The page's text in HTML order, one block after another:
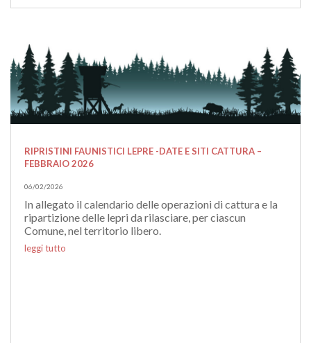
RIPRISTINI FAUNISTICI LEPRE -DATE E SITI CATTURA –
FEBBRAIO 2026
06/02/2026
In allegato il calendario delle operazioni di cattura e la
ripartizione delle lepri da rilasciare, per ciascun
Comune, nel territorio libero.
leggi tutto